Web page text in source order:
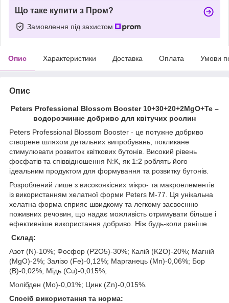
Що таке купити з Пром?
Замовлення під захистом
Опис Характеристики Доставка Оплата Умови
Опис
Peters Professional Blossom Booster 10+30+20+2MgO+Te–
водорозчинне добриво для квітучих рослин
Peters Professional Blossom Booster - це потужне добриво
створене шляхом детальних випробувань, покликане
стимулювати розвиток квіткових бутонів. Високий рівень
фосфатів та співвідношення N:K, як 1:2 роблять його
ідеальним продуктом для формування та розвитку бутонів.
Розроблений лише з високоякісних мікро- та макроелементів
із використанням хелатної форми Peters М-77. Ця унікальна
хелатна форма сприяє швидкому та легкому засвоєнню
поживних речовин, що надає можливість отримувати більше і
ефективніше використання добриво. Ніж будь-коли раніше.
Склад:
Азот (N)-10%; Фосфор (P2O5)-30%; Калій (K2O)-20%; Магній
(MgO)-2%; Залізо (Fe)-0,12%; Марганець (Mn)-0,06%; Бор
(B)-0,02%; Мідь (Cu)-0,015%;
Молібден (Mo)-0,01%; Цинк (Zn)-0,015%.
Спосіб використання та норма: